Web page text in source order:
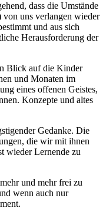
dass die Umstände
uns verlangen wieder
und aus sich
Herausforderung der
Blick auf die Kinder
und Monaten im
eines offenen Geistes,
Konzepte und altes
Gedanke. Die
die wir mit ihnen
wieder Lernende zu
und mehr frei zu
wenn auch nur